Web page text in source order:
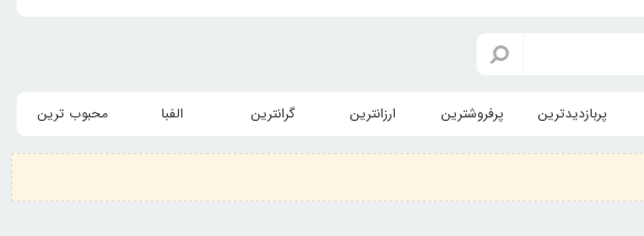
پربازدیدترین پرفروشترین ارزانترین گرانترین الفبا محبوب ترین